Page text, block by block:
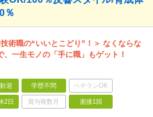
％
技術職の“いいとこどり”！＞ なくならな
、一生モノの「手に職」もゲット！
迎 学歴不問 ベテランOK
2日 賞与複数月 面接1回